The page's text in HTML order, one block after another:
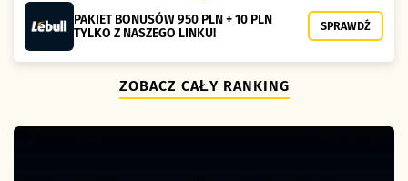
PAKIET BONUSÓW 950 PLN + 10 PLN
TYLKO Z NASZEGO LINKU!
SPRAWDŹ
ZOBACZ CAŁY RANKING